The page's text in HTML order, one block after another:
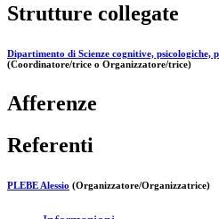
Strutture collegate
Dipartimento di Scienze cognitive, psicologiche,
(Coordinatore/trice o Organizzatore/trice)
Afferenze
Referenti
PLEBE Alessio (Organizzatore/Organizzatrice)